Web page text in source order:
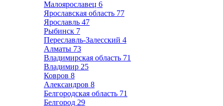
Малоярославец 6
Ярославская область 77
Ярославль 47
Рыбинск 7
Переславль-Залесский 4
Алматы 73
Владимирская область 71
Владимир 25
Ковров 8
Александров 8
Белгородская область 71
Белгород 29